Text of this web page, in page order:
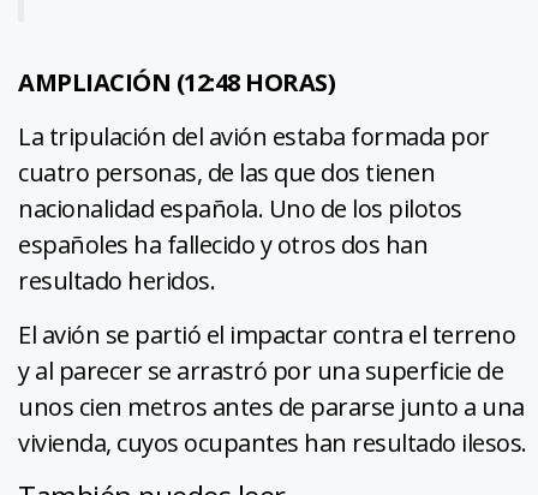
AMPLIACIÓN (12:48 HORAS)
La tripulación del avión estaba formada por
cuatro personas, de las que dos tienen
nacionalidad española. Uno de los pilotos
españoles ha fallecido y otros dos han
resultado heridos.
El avión se partió el impactar contra el terreno
y al parecer se arrastró por una superficie de
unos cien metros antes de pararse junto a una
vivienda, cuyos ocupantes han resultado ilesos.